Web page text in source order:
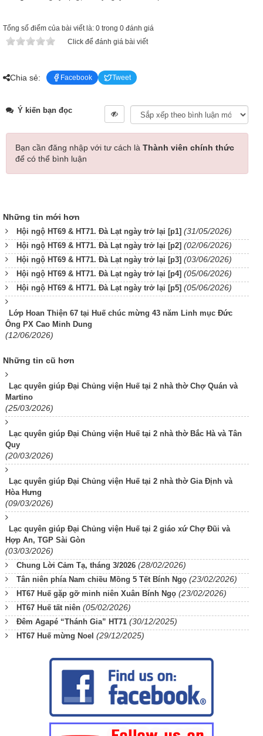
Tổng số điểm của bài viết là: 0 trong 0 đánh giá
Click để đánh giá bài viết
Chia sẻ: Facebook Tweet
Ý kiến bạn đọc
Bạn cần đăng nhập với tư cách là Thành viên chính thức
để có thể bình luận
Những tin mới hơn
Hội ngộ HT69 & HT71. Đà Lạt ngày trở lại [p1] (31/05/2026)
Hội ngộ HT69 & HT71. Đà Lạt ngày trở lại [p2] (02/06/2026)
Hội ngộ HT69 & HT71. Đà Lạt ngày trở lại [p3] (03/06/2026)
Hội ngộ HT69 & HT71. Đà Lạt ngày trở lại [p4] (05/06/2026)
Hội ngộ HT69 & HT71. Đà Lạt ngày trở lại [p5] (05/06/2026)
Lớp Hoan Thiện 67 tại Huế chúc mừng 43 năm Linh mục Đức
Ông PX Cao Minh Dung
(12/06/2026)
Những tin cũ hơn
Lạc quyên giúp Đại Chủng viện Huế tại 2 nhà thờ Chợ Quán và
Martino
(25/03/2026)
Lạc quyên giúp Đại Chủng viện Huế tại 2 nhà thờ Bắc Hà và Tân
Quy
(20/03/2026)
Lạc quyên giúp Đại Chủng viện Huế tại 2 nhà thờ Gia Định và
Hòa Hưng
(09/03/2026)
Lạc quyên giúp Đại Chủng viện Huế tại 2 giáo xứ Chợ Đũi và
Hợp An, TGP Sài Gòn
(03/03/2026)
Chung Lời Cảm Tạ, tháng 3/2026 (28/02/2026)
Tân niên phía Nam chiều Mồng 5 Tết Bính Ngọ (23/02/2026)
HT67 Huế gặp gỡ minh niên Xuân Bính Ngọ (23/02/2026)
HT67 Huế tất niên (05/02/2026)
Đêm Agapé “Thánh Gia” HT71 (30/12/2025)
HT67 Huế mừng Noel (29/12/2025)